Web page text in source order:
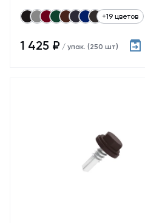
+19 цветов
1 425 ₽ / упак. (250 шт)